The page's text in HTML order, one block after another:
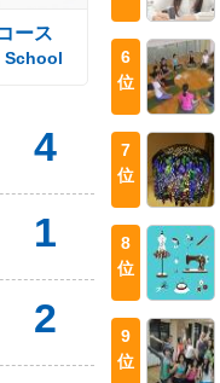
ース
School
4
1
2
6
位
7
位
8
位
9
位